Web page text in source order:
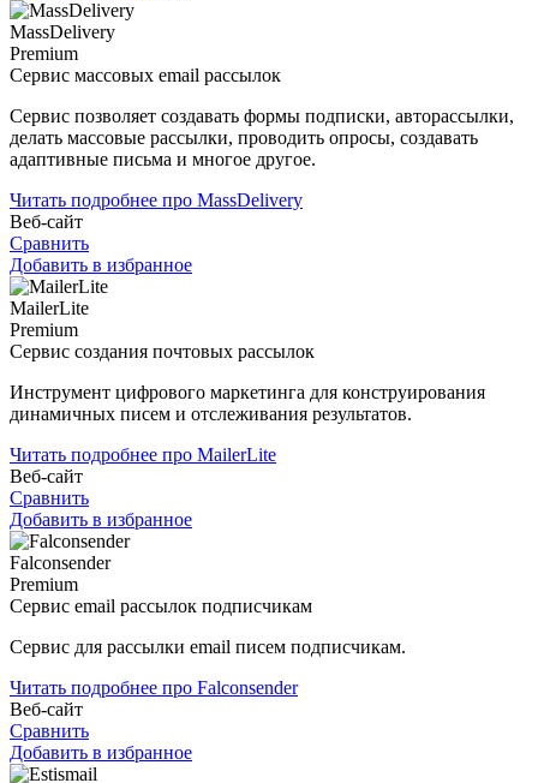
MassDelivery
Premium
Сервис массовых email рассылок
Сервис позволяет создавать формы подписки, авторассылки,
делать массовые рассылки, проводить опросы, создавать
адаптивные письма и многое другое.
Читать подробнее про MassDelivery
Веб-сайт
Сравнить
Добавить в избранное
MailerLite
Premium
Сервис создания почтовых рассылок
Инструмент цифрового маркетинга для конструирования
динамичных писем и отслеживания результатов.
Читать подробнее про MailerLite
Веб-сайт
Сравнить
Добавить в избранное
Falconsender
Premium
Сервис email рассылок подписчикам
Сервис для рассылки email писем подписчикам.
Читать подробнее про Falconsender
Веб-сайт
Сравнить
Добавить в избранное